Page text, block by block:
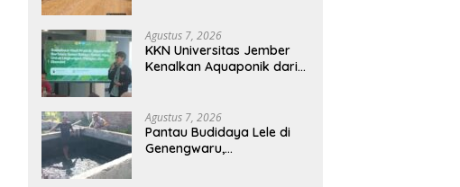
Lokasi
Agustus 7, 2026
KKN Universitas Jember
Kenalkan Aquaponik dari
Ekonomi Warga Kalitapen
Agustus 7, 2026
Pantau Budidaya Lele di
Genengwaru,